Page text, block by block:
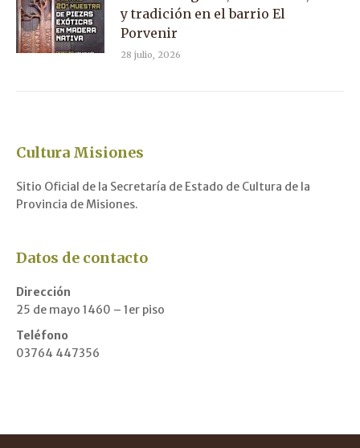
y tradición en el barrio El
Porvenir
28 julio, 2026
Cultura Misiones
Sitio Oficial de la Secretaría de Estado de Cultura de la
Provincia de Misiones.
Datos de contacto
Dirección
25 de mayo 1460 – 1er piso
Teléfono
03764 447356